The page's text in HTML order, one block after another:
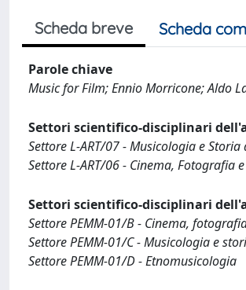
Scheda breve Scheda
Parole chiave
Music for Film; Ennio Morricone; Aldo
Settori scientifico-disciplinari
Settore L-ART/07 - Musicologia e
Settore L-ART/06 - Cinema, Fotografia
Settori scientifico-disciplinari
Settore PEMM-01/B - Cinema,
Settore PEMM-01/C - Musicologia e
Settore PEMM-01/D - Etnomusicologia